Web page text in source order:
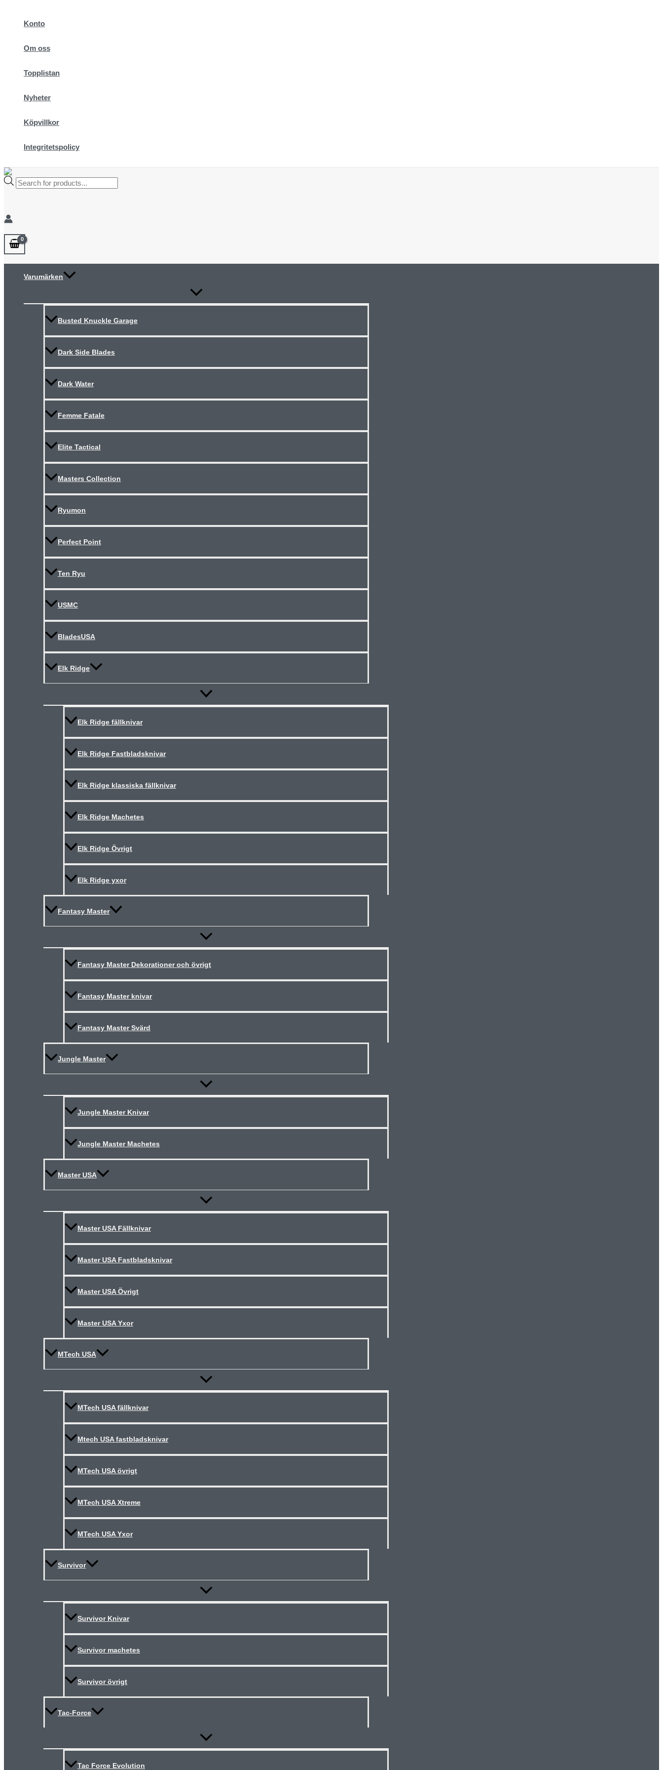
innehållKonto
Om oss
Topplistan
Nyheter
Köpvillkor
Integritetspolicy
Products
search
Varumärken
Slå
meny
Busted Knuckle Garage
Dark Side Blades
Dark Water
Femme Fatale
Elite Tactical
Masters Collection
Ryumon
Perfect Point
Ten Ryu
USMC
BladesUSA
Elk Ridge
Slå
meny
Elk Ridge fällknivar
Elk Ridge Fastbladsknivar
Elk Ridge klassiska fällknivar
Elk Ridge Machetes
Elk Ridge Övrigt
Elk Ridge yxor
Fantasy Master
Slå
meny
Fantasy Master Dekorationer och övrigt
Fantasy Master knivar
Fantasy Master Svärd
Jungle Master
Slå
meny
Jungle Master Knivar
Jungle Master Machetes
Master USA
Slå
meny
Master USA Fällknivar
Master USA Fastbladsknivar
Master USA Övrigt
Master USA Yxor
MTech USA
Slå
meny
MTech USA fällknivar
Mtech USA fastbladsknivar
MTech USA övrigt
MTech USA Xtreme
MTech USA Yxor
Survivor
Slå
meny
Survivor Knivar
Survivor machetes
Survivor övrigt
Tac-Force
Slå
meny
Tac Force Evolution